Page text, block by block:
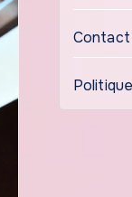
Contact